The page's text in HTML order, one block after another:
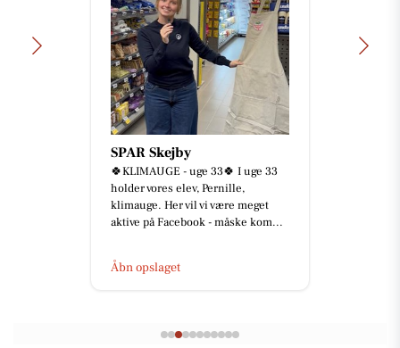
SPAR Skejby
🍀KLIMAUGE - uge 33🍀 I uge 33
holder vores elev, Pernille,
klimauge. Her vil vi være meget
aktive på Facebook - måske kom...
Åbn opslaget